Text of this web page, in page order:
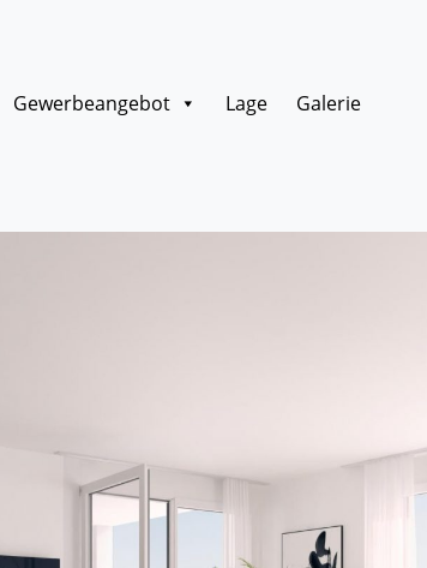
Gewerbeangebot Lage Galerie